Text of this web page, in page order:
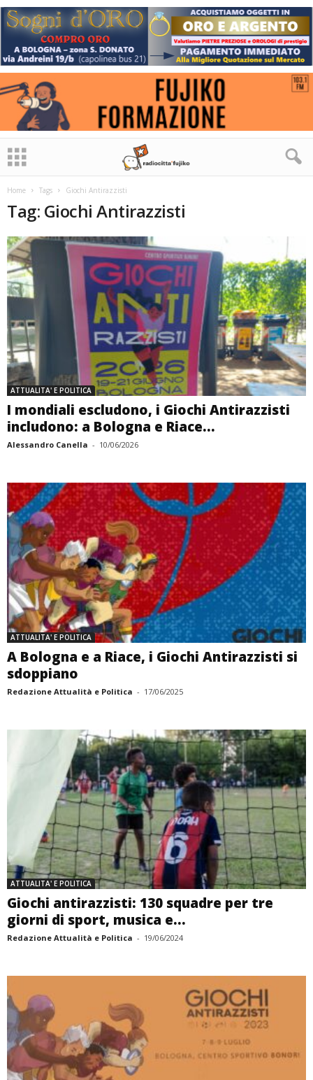
Home Tags Giochi Antirazzisti
Tag: Giochi Antirazzisti
ATTUALITA' E POLITICA
I mondiali escludono, i Giochi Antirazzisti
includono: a Bologna e Riace...
Alessandro Canella - 10/06/2026
ATTUALITA' E POLITICA
A Bologna e a Riace, i Giochi Antirazzisti si
sdoppiano
Redazione Attualità e Politica - 17/06/2025
ATTUALITA' E POLITICA
Giochi antirazzisti: 130 squadre per tre
giorni di sport, musica e...
Redazione Attualità e Politica - 19/06/2024